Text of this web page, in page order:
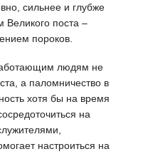
сильнее и глубже
Великого поста –
пороков.
людям не
а паломничество в
хотя бы на время
на
настроиться на